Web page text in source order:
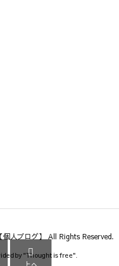
人ブログ】 All Rights Reserved.
by "Thought is free".

上へ